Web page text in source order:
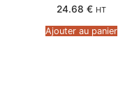
24.68 € HT
Ajouter au panier